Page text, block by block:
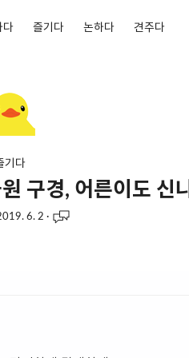
다 즐기다 논하다 견주다
기다
구경, 어른이도 신
6. 2 ·